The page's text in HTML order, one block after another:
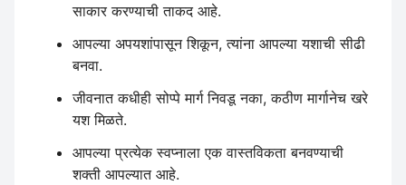
साकार करण्याची ताकद आहे.
आपल्या अपयशांपासून शिकून, त्यांना आपल्या यशाची सीढी
बनवा.
जीवनात कधीही सोप्पे मार्ग निवडू नका, कठीण मार्गानेच खरे
यश मिळते.
आपल्या प्रत्येक स्वप्नाला एक वास्तविकता बनवण्याची
शक्ती आपल्यात आहे.